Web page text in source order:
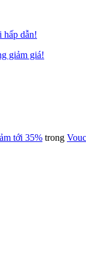
hấp dẫn!
giảm giá!
tới 35% trong